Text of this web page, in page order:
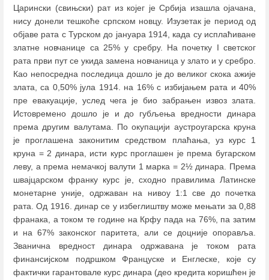
Царински (свињски) рат из којег је Србија изашла ојачана,
нису донели тешкоће српском новцу. Изузетак је период од
објаве рата с Турском до јануара 1914, када су исплаћиване
златне новчанице са 25% у сребру. На почетку I светског
рата први пут се укида замена новчаница у злато и у сребро.
Као непосредна последица дошло је до великог скока ажије
злата, са 0,50% јула 1914. на 16% с избијањем рата и 40%
пре евакуације, услед чега је био забрањен извоз злата.
Истовремено дошло је и до губљења вредности динара
према другим валутама. По окупацији аустроугарска круна
је проглашена законитим средством плаћања, уз курс 1
круна = 2 динара, исти курс проглашен је према бугарском
леву, а према немачкој валути 1 марка = 2½ динара. Према
швајцарском франку курс је, сходно правилима Латинске
монетарне уније, одржаван на нивоу 1:1 све до почетка
рата. Од 1916. динар се у избеглиштву може мењати за 0,88
франака, а током те године на Крфу пада на 76%, па затим
и на 67% законског паритета, али се доцније опоравља.
Званична вредност динара одржавана је током рата
финансијском подршком Француске и Енглеске, које су
фактички гарантовале курс динара (део кредита коришћен је